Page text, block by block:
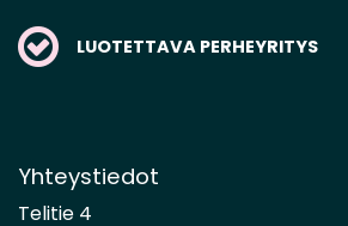
LUOTETTAVA PERHEYRITYS
Yhteystiedot
Telitie 4